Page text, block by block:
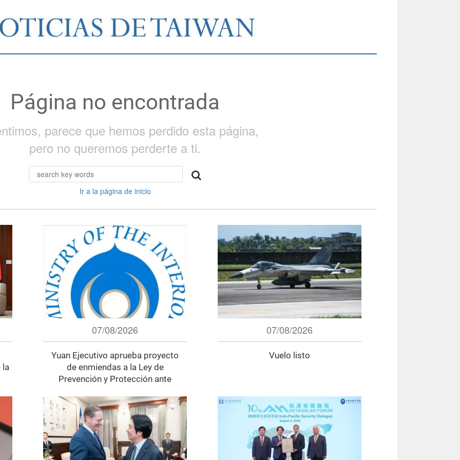
Página no encontrada
parece que hemos perdido esta página,
pero no queremos perderte a ti.
Ir a la página de inicio
la
07/08/2026
Yuan Ejecutivo aprueba proyecto
de enmiendas a la Ley de
Prevención y Protección ante
07/08/2026
Vuelo listo